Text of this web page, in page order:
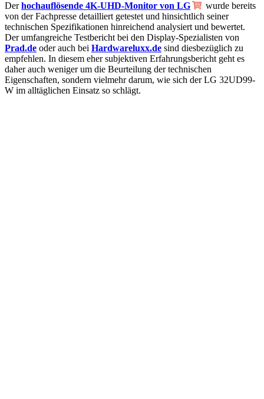
Derhochauflösende 4K-UHD-Monitor von LG
wurde bereits
von der Fachpresse detailliert getestet und hinsichtlich seiner
technischen Spezifikationen hinreichend analysiert und bewertet.
Der umfangreiche Testbericht bei den Display-Spezialisten von
Prad.de oder auch bei Hardwareluxx.de sind diesbezüglich zu
empfehlen. In diesem eher subjektiven Erfahrungsbericht geht es
daher auch weniger um die Beurteilung der technischen
Eigenschaften, sondern vielmehr darum, wie sich der LG 32UD99-
W im alltäglichen Einsatz so schlägt.